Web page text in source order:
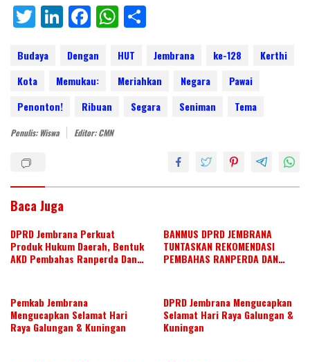
T
w
itt
er
Li
n
k
e
dI
n
F
ac
e
b
o
o
W
h
at
s
A
ar
e
Budaya Dengan HUT Jembrana ke-128
Kerthi
Kota
Memukau: Meriahkan Negara
Pawai
Penonton!
Ribuan Segara Seniman Tema
Penulis: Wiswa Editor: CMN
Baca Juga
DPRD Jembrana Perkuat
Produk Hukum Daerah, Bentuk
AKD Pembahas Ranperda Dan
BANMUS DPRD JEMBRANA
TUNTASKAN REKOMENDASI
PEMBAHAS RANPERDA DAN
Pemkab Jembrana
Mengucapkan Selamat Hari
Raya Galungan & Kuningan
DPRD Jembrana Mengucapkan
Selamat Hari Raya Galungan &
Kuningan